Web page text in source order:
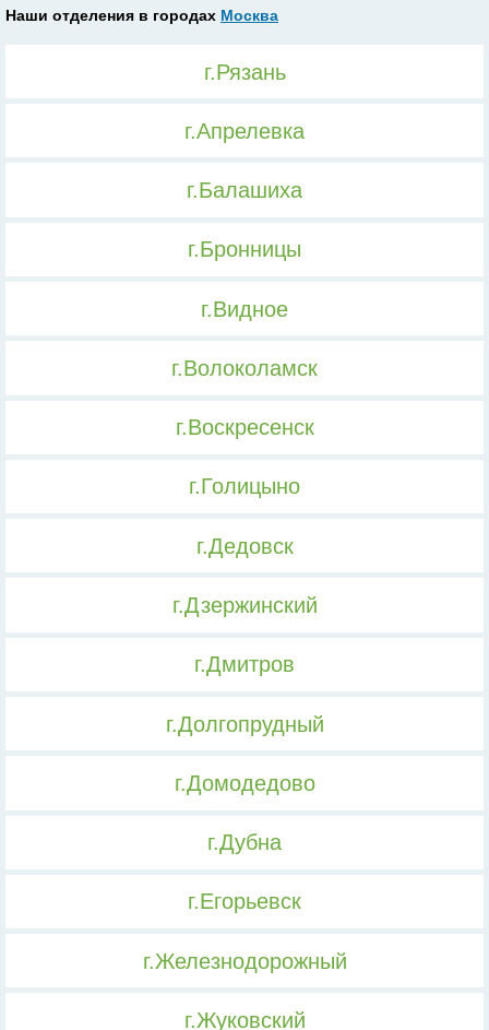
Наши отделения в городах Москва
г.Рязань
г.Апрелевка
г.Балашиха
г.Бронницы
г.Видное
г.Волоколамск
г.Воскресенск
г.Голицыно
г.Дедовск
г.Дзержинский
г.Дмитров
г.Долгопрудный
г.Домодедово
г.Дубна
г.Егорьевск
г.Железнодорожный
г.Жуковский